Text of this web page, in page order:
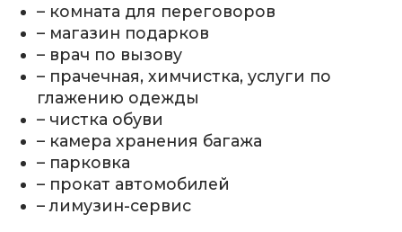
– комната для переговоров
– магазин подарков
– врач по вызову
– прачечная, химчистка, услуги по
глажению одежды
– чистка обуви
– камера хранения багажа
– парковка
– прокат автомобилей
– лимузин-сервис